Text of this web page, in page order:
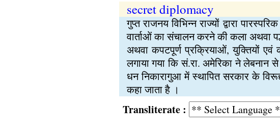
secret diplomacy
गुप्त राजनय विभिन्न राज्यों द्वारा
वार्ताओं का संचालन करने की कला अथवा
अथवा कपटपूर्ण प्रक्रियाओं, युक्तियों एवं
लगाया गया कि सं.रा. अमेरिका ने
धन निकारागुआ में स्थापित सरकार के
कहा जाता है ।
Transliterate :